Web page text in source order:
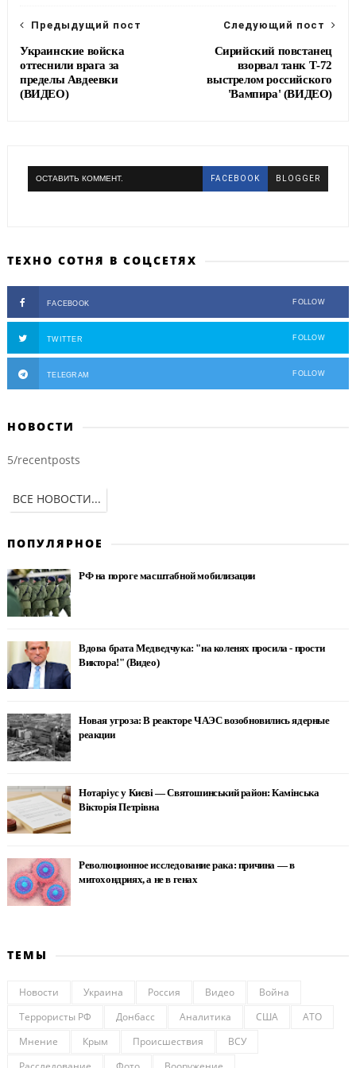
Следующий пост
Сирийский повстанец
взорвал танк Т-72
выстрелом российского
'Вампира' (ВИДЕО)
Предыдущий пост
Украинские войска
оттеснили врага за
пределы Авдеевки
(ВИДЕО)
ОСТАВИТЬ КОММЕНТ. FACEBOOK BLOGGER
ТЕХНО СОТНЯ В СОЦСЕТЯХ
FACEBOOK FOLLOW
TWITTER FOLLOW
TELEGRAM FOLLOW
НОВОСТИ
5/recentposts
ВСЕ НОВОСТИ...
ПОПУЛЯРНОЕ
РФ на пороге масштабной мобилизации
Вдова брата Медведчука: "на коленях просила - прости
Виктора!" (Видео)
Новая угроза: В реакторе ЧАЭС возобновились ядерные
реакции
Нотаріус у Києві — Святошинський район: Камінська
Вікторія Петрівна
Революционное исследование рака: причина — в
митохондриях, а не в генах
ТЕМЫ
Новости Украина Россия Видео
Война
Террористы РФ
Донбасс Аналитика США
АТО
Мнение
Крым Происшествия
ВСУ